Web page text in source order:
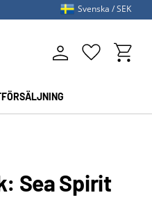
Favoriter
Svenska SEK
Sea Spirit